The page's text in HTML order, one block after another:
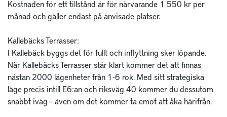
Kostnaden för ett tillstånd är för närvarande 1 550 kr per
månad och gäller endast på anvisade platser.
Kallebäcks Terrasser:
I Kallebäck byggs det för fullt och inflyttning sker löpande.
När Kallebäcks Terrasser står klart kommer det att finnas
nästan 2000 lägenheter från 1-6 rok. Med sitt strategiska
läge precis intill E6:an och riksväg 40 kommer du dessutom
snabbt iväg – även om det kommer ta emot att åka härifrån.